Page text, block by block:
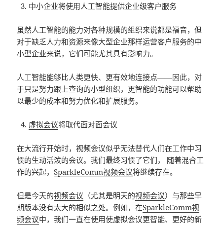
3. 中小企业将使用人工智能提供企业级客户服务
虽然人工智能的能力对各种规模的组织来说都是福音，但
对于缺乏人力和资源来像大型企业那样运营客户服务的中
小型企业来说，它们可能尤其具有影响力。
人工智能能够比人类更快、更有效地连接点——因此，对
于只是努力跟上查询的小型组织，更智能的功能可以帮助
以最少的成本和努力优化和扩展服务。
4. 虚拟会议将取代面对面会议
在大流行开始时，视频会议似乎无法替代人们在工作中习
惯的生动活泼的会议。我们最终习惯了它们， 随着混合工
作的兴起，SparkleComm视频会议将继续存在。
但是今天的视频会议 （尤其是明天的视频会议）与那些早
期版本没有太大的相似之处。例如，在SparkleComm视
频会议中，我们一直在使用使虚拟会议更智能、更好的新